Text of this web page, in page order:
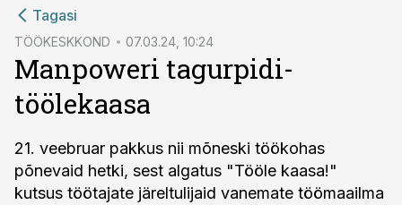
Tagasi
TÖÖKESKKOND 07.03.24, 10:24
Manpoweri tagurpidi-
töölekaasa
21. veebruar pakkus nii mõneski töökohas
põnevaid hetki, sest algatus "Tööle kaasa!"
kutsus töötajate järeltulijaid vanemate töömaailma